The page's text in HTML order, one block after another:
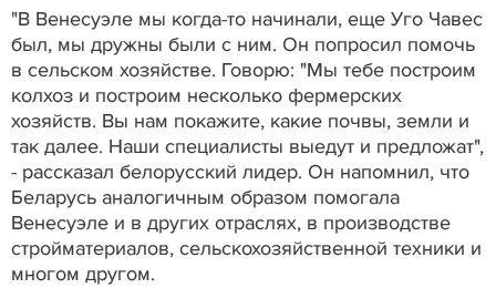
"В Венесуэле мы когда-то начинали, еще Уго Чавес
был, мы дружны были с ним. Он попросил помочь
в сельском хозяйстве. Говорю: "Мы тебе построим
колхоз и построим несколько фермерских
хозяйств. Вы нам покажите, какие почвы, земли и
так далее. Наши специалисты выедут и предложат",
- рассказал белорусский лидер. Он напомнил, что
Беларусь аналогичным образом помогала
Венесуэле и в других отраслях, в производстве
стройматериалов, сельскохозяйственной техники и
многом другом.